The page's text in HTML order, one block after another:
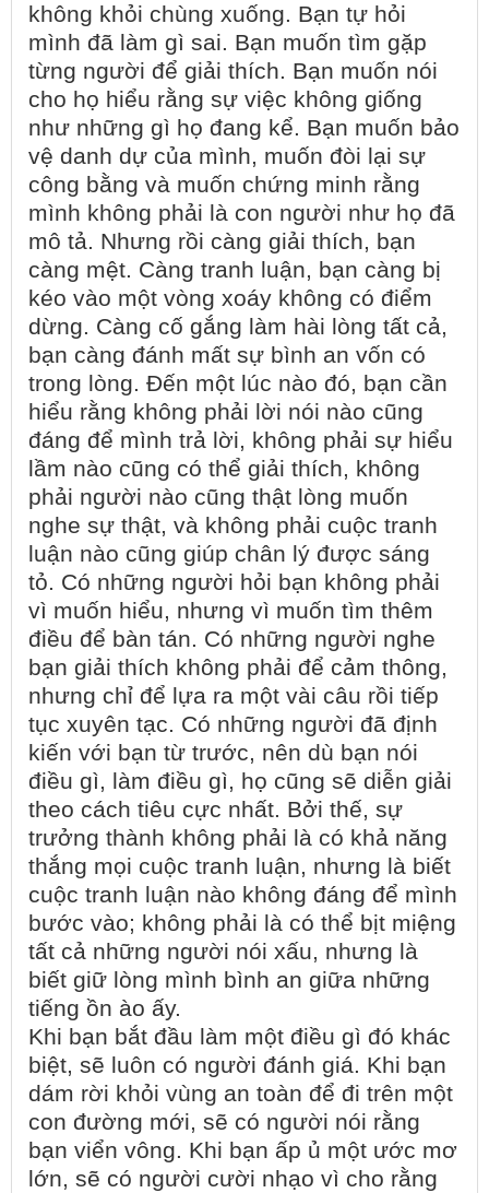
không khỏi chùng xuống. Bạn tự hỏi
mình đã làm gì sai. Bạn muốn tìm gặp
từng người để giải thích. Bạn muốn nói
cho họ hiểu rằng sự việc không giống
như những gì họ đang kể. Bạn muốn bảo
vệ danh dự của mình, muốn đòi lại sự
công bằng và muốn chứng minh rằng
mình không phải là con người như họ đã
mô tả. Nhưng rồi càng giải thích, bạn
càng mệt. Càng tranh luận, bạn càng bị
kéo vào một vòng xoáy không có điểm
dừng. Càng cố gắng làm hài lòng tất cả,
bạn càng đánh mất sự bình an vốn có
trong lòng. Đến một lúc nào đó, bạn cần
hiểu rằng không phải lời nói nào cũng
đáng để mình trả lời, không phải sự hiểu
lầm nào cũng có thể giải thích, không
phải người nào cũng thật lòng muốn
nghe sự thật, và không phải cuộc tranh
luận nào cũng giúp chân lý được sáng
tỏ. Có những người hỏi bạn không phải
vì muốn hiểu, nhưng vì muốn tìm thêm
điều để bàn tán. Có những người nghe
bạn giải thích không phải để cảm thông,
nhưng chỉ để lựa ra một vài câu rồi tiếp
tục xuyên tạc. Có những người đã định
kiến với bạn từ trước, nên dù bạn nói
điều gì, làm điều gì, họ cũng sẽ diễn giải
theo cách tiêu cực nhất. Bởi thế, sự
trưởng thành không phải là có khả năng
thắng mọi cuộc tranh luận, nhưng là biết
cuộc tranh luận nào không đáng để mình
bước vào; không phải là có thể bịt miệng
tất cả những người nói xấu, nhưng là
biết giữ lòng mình bình an giữa những
tiếng ồn ào ấy.
Khi bạn bắt đầu làm một điều gì đó khác
biệt, sẽ luôn có người đánh giá. Khi bạn
dám rời khỏi vùng an toàn để đi trên một
con đường mới, sẽ có người nói rằng
bạn viển vông. Khi bạn ấp ủ một ước mơ
lớn, sẽ có người cười nhạo vì cho rằng